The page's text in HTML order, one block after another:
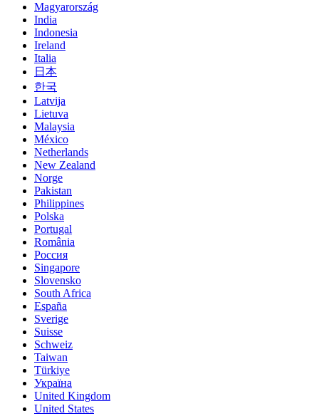
Magyarország
India
Indonesia
Ireland
Italia
日本
한국
Latvija
Lietuva
Malaysia
México
Netherlands
New Zealand
Norge
Pakistan
Philippines
Polska
Portugal
România
Россия
Singapore
Slovensko
South Africa
España
Sverige
Suisse
Schweiz
Taiwan
Türkiye
Україна
United Kingdom
United States